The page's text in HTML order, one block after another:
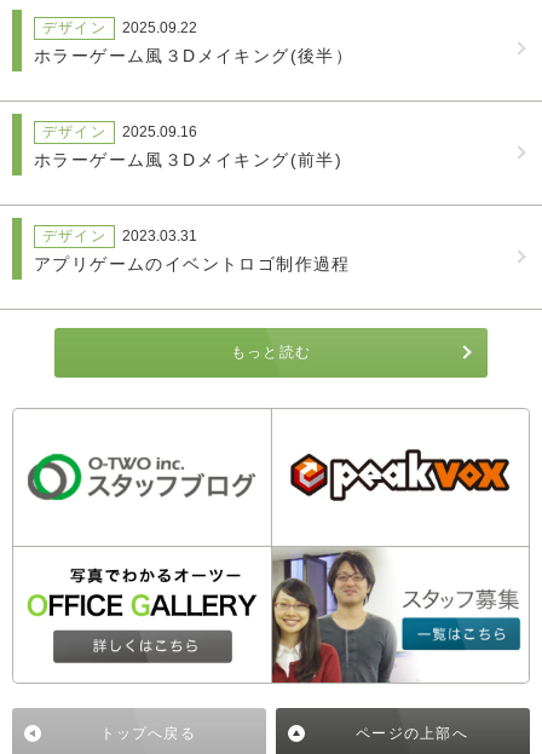
デザイン 2025.09.22
ホラーゲーム風３Dメイキング(後半）
デザイン 2025.09.16
ホラーゲーム風３Dメイキング(前半)
デザイン 2023.03.31
アプリゲームのイベントロゴ制作過程
もっと読む
トップへ戻る ページの上部へ